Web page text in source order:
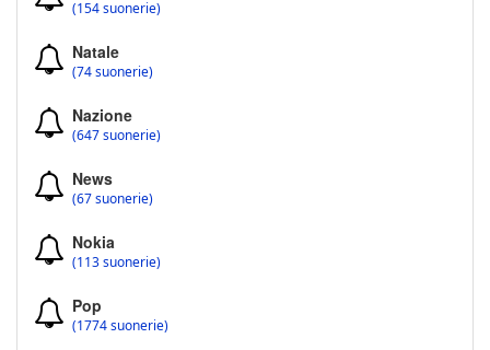
(154 suonerie)
Natale
(74 suonerie)
Nazione
(647 suonerie)
News
(67 suonerie)
Nokia
(113 suonerie)
Pop
(1774 suonerie)